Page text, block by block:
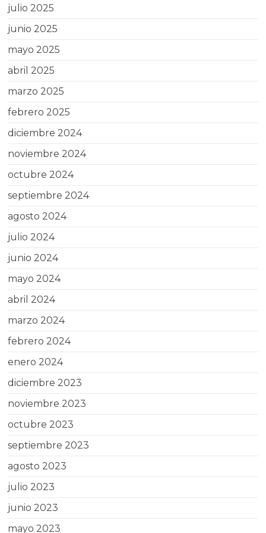
julio 2025
junio 2025
mayo 2025
abril 2025
marzo 2025
febrero 2025
diciembre 2024
noviembre 2024
octubre 2024
septiembre 2024
agosto 2024
julio 2024
junio 2024
mayo 2024
abril 2024
marzo 2024
febrero 2024
enero 2024
diciembre 2023
noviembre 2023
octubre 2023
septiembre 2023
agosto 2023
julio 2023
junio 2023
mayo 2023